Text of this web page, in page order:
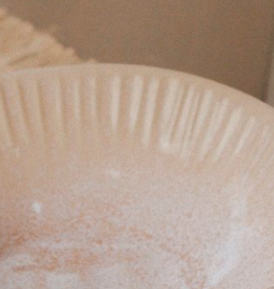
e apaixonante e todas as peças
Ela se distingue de outros